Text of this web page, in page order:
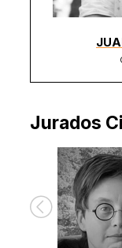
Jurados